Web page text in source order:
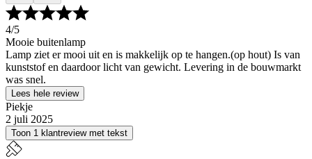
4/5
Mooie buitenlamp
Lamp ziet er mooi uit en is makkelijk op te hangen.(op hout) Is van
kunststof en daardoor licht van gewicht. Levering in de bouwmarkt
was snel.
Lees hele review
Piekje
2 juli 2025
Toon 1 klantreview met tekst